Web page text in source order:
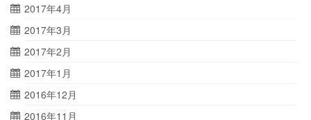
2017年4月
2017年3月
2017年2月
2017年1月
2016年12月
2016年11月